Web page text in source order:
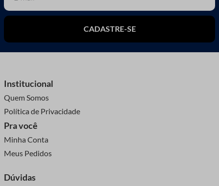
CADASTRE-SE
Institucional
Quem Somos
Política de Privacidade
Pra você
Minha Conta
Meus Pedidos
Dúvidas